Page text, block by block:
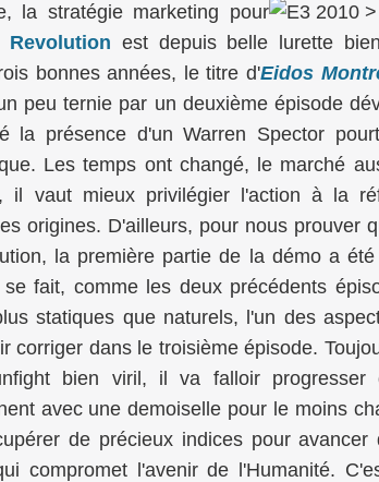
la stratégie marketing pour
est depuis belle lurette
bonnes années, le titre d'Eidos
peu ternie par un deuxième épisode
la présence d'un Warren Spector
Les temps ont changé, le marché
il vaut mieux privilégier l'action à la
origines. D'ailleurs, pour nous prouver
la première partie de la démo a
fait, comme les deux précédents
statiques que naturels, l'un des
corriger dans le troisième épisode.
bien viril, il va falloir progresser
avec une demoiselle pour le moins
de précieux indices pour
compromet l'avenir de l'Humanité.